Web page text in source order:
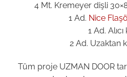
4 Mt. Kremeyer dişli
1 Ad. Nice
1 Ad. Alıcı
2 Ad. Uzaktan
Tüm proje UZMAN DOOR